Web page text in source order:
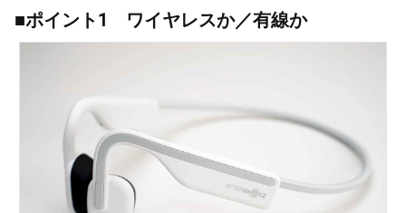
■ポイント1 ワイヤレスか／有線か